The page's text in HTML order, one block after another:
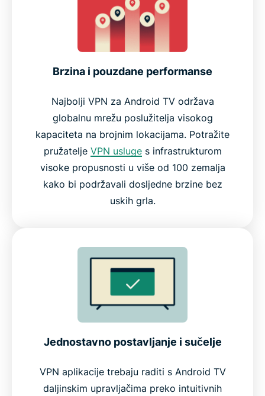
Brzina i pouzdane performanse
Najbolji VPN za Android TV održava
globalnu mrežu poslužitelja visokog
kapaciteta na brojnim lokacijama. Potražite
pružatelje VPN usluges infrastrukturom
visoke propusnosti u više od 100 zemalja
kako bi podržavali dosljedne brzine bez
uskih grla.
Jednostavno postavljanje i sučelje
VPN aplikacije trebaju raditi s Android TV
daljinskim upravljačima preko intuitivnih